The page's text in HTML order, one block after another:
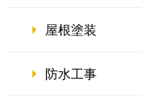
屋根塗装
防水工事